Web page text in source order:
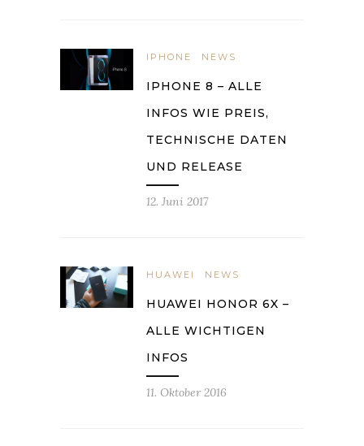
IPHONE NEWS
IPHONE 8 – ALLE
INFOS WIE PREIS,
TECHNISCHE DATEN
UND RELEASE
12. Juni 2017
HUAWEI NEWS
HUAWEI HONOR 6X –
ALLE WICHTIGEN
INFOS
11. Oktober 2016